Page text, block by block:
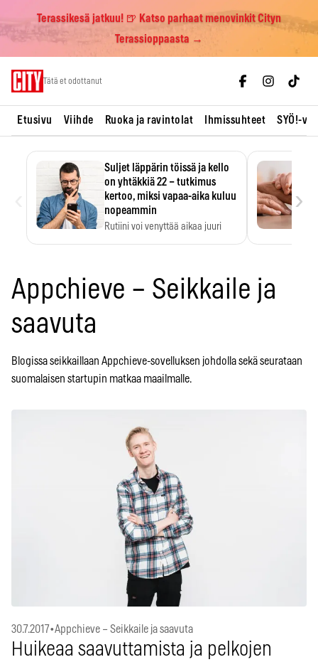
Terassikesä jatkuu! 🍺 Katso parhaat menovinkit Cityn
Terassioppaasta →
Tätä et odottanut
Etusivu Viihde Ruoka ja ravintolat Ihmissuhteet SYÖ!-
Suljet läppärin töissä ja kello
on yhtäkkiä 22 – tutkimus
kertoo, miksi vapaa-aika kuluu
nopeammin
Rutiini voi venyttää aikaa juuri
›
Appchieve – Seikkaile ja
saavuta
Blogissa seikkaillaan Appchieve-sovelluksen johdolla sekä seurataan
suomalaisen startupin matkaa maailmalle.
30.7.2017•Appchieve – Seikkaile ja saavuta
Huikeaa saavuttamista ja pelkojen